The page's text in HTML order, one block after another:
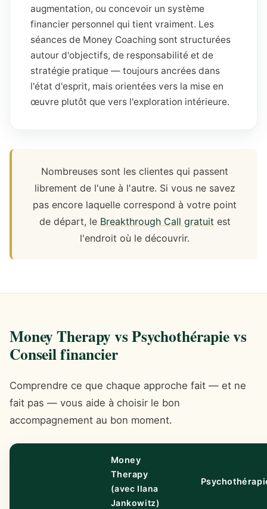
augmentation, ou concevoir un système
financier personnel qui tient vraiment. Les
séances de Money Coaching sont structurées
autour d'objectifs, de responsabilité et de
stratégie pratique — toujours ancrées dans
l'état d'esprit, mais orientées vers la mise en
œuvre plutôt que vers l'exploration intérieure.
Nombreuses sont les clientes qui passent
librement de l'une à l'autre. Si vous ne savez
pas encore laquelle correspond à votre point
de départ, le Breakthrough Call gratuit est
l'endroit où le découvrir.
Money Therapy vs Psychothérapie vs
Conseil financier
Comprendre ce que chaque approche fait — et ne
fait pas — vous aide à choisir le bon
accompagnement au bon moment.
Money
Therapy
(avec Ilana
Jankowitz)